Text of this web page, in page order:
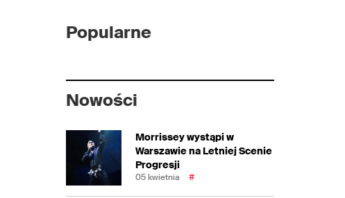
Popularne
Nowości
Morrissey wystąpi w
Warszawie na Letniej Scenie
Progresji
05 kwietnia #